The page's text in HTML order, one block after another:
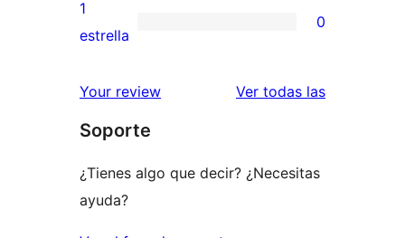
estrellas
de
estrellas
0
de
estrellas
1
estrella
0
Your review Ver todas las
Soporte
¿Tienes algo que decir? ¿Necesitas
ayuda?